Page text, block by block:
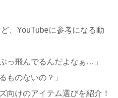
、YouTubeに参考になる動
っ飛んでるんだよなぁ…」
ものないの？」
向けのアイテム選びを紹介！